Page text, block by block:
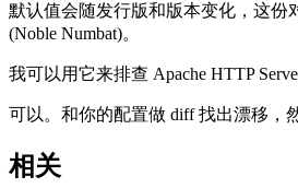
默认值会随发行版和版本变化，这份
(Noble Numbat)。
我可以用它来排查 Apache HTTP
可以。和你的配置做 diff 找出漂移，
相关